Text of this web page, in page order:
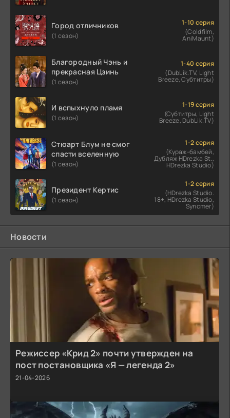
Город отличников
(1 сезон)
1-10 серия
(Coldfilm,
AniMaunt)
Благородный Чэнь и
прекрасная Цзинь
(1 сезон)
1-40 серия
(DubLik.TV, Light
Breeze, Субтитры)
И вспыхнуло пламя
(1 сезон)
1-19 серия
(Субтитры, Light
Breeze, DubLik.TV)
Стюарт Блум не смог
спасти вселенную
(1 сезон)
1-2 серия
(Кураж-бамбей,
Дубляж HDrezka St.,
HDrezka Studio)
Президент Кертис
(1 сезон)
1-2 серия
(HDrezka Studio.
18+, HDrezka Studio,
Syncmer)
Новости
Режиссер «Крид 2» почти утвержден на
пост постановщика «Я — легенда 2»
21-04-2026